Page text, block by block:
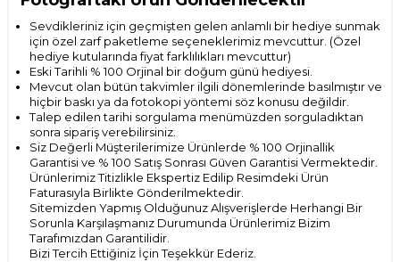
Sevdikleriniz için geçmişten gelen anlamlı bir hediye sunmak
için özel zarf paketleme seçeneklerimiz mevcuttur. (Özel
hediye kutularında fiyat farklılıkları mevcuttur)
Eski Tarihli % 100 Orjinal bir doğum günü hediyesi.
Mevcut olan bütün takvimler ilgili dönemlerinde basılmıştır ve
hiçbir baskı ya da fotokopi yöntemi söz konusu değildir.
Talep edilen tarihi sorgulama menümüzden sorguladıktan
sonra sipariş verebilirsiniz.
Siz Değerli Müşterilerimize Ürünlerde % 100 Orjinallik
Garantisi ve % 100 Satış Sonrası Güven Garantisi Vermektedir.
Ürünlerimiz Titizlikle Ekspertiz Edilip Resimdeki Ürün
Faturasıyla Birlikte Gönderilmektedir.
Sitemizden Yapmış Olduğunuz Alışverişlerde Herhangi Bir
Sorunla Karşılaşmanız Durumunda Ürünlerimiz Bizim
Tarafımızdan Garantilidir.
Bizi Tercih Ettiğiniz İçin Teşekkür Ederiz.